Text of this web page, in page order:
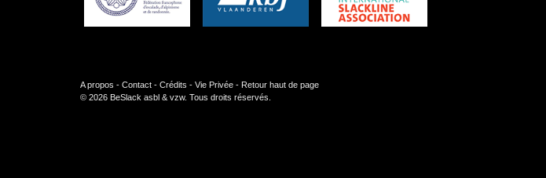
A propos - Contact - Crédits - Vie Privée - Retour haut de page
© 2026 BeSlack asbl & vzw. Tous droits réservés.